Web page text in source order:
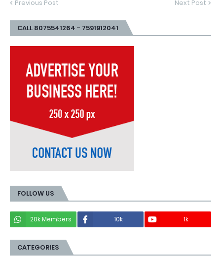
Previous Post Next Post
CALL 8075541264 - 7591912041
FOLLOW US
20k Members 10k 1k
CATEGORIES